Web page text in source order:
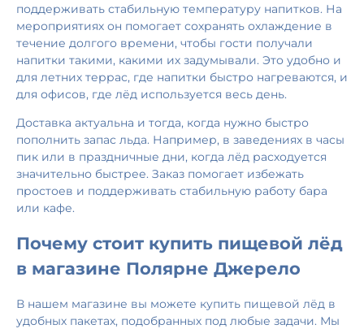
поддерживать стабильную температуру напитков. На
мероприятиях он помогает сохранять охлаждение в
течение долгого времени, чтобы гости получали
напитки такими, какими их задумывали. Это удобно и
для летних террас, где напитки быстро нагреваются, и
для офисов, где лёд используется весь день.
Доставка актуальна и тогда, когда нужно быстро
пополнить запас льда. Например, в заведениях в часы
пик или в праздничные дни, когда лёд расходуется
значительно быстрее. Заказ помогает избежать
простоев и поддерживать стабильную работу бара
или кафе.
Почему стоит купить пищевой лёд
в магазине Полярне Джерело
В нашем магазине вы можете купить пищевой лёд в
удобных пакетах, подобранных под любые задачи. Мы